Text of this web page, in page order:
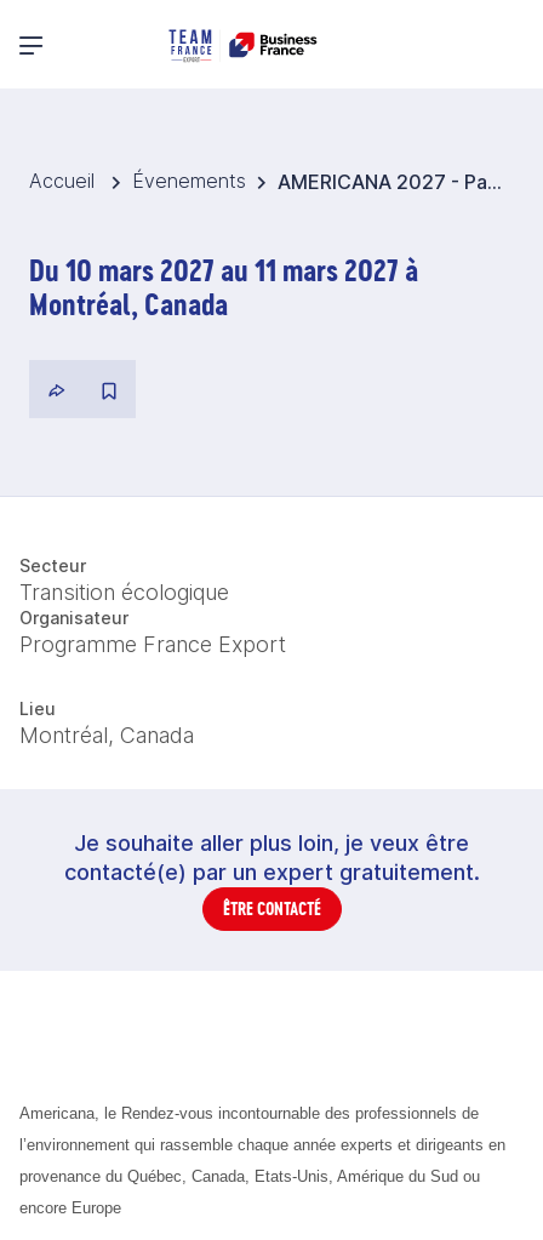
Menu principal
Accueil Évenements AMERICANA 2027 - Pavillon France Environnement - Canada
Du 10 mars 2027 au 11 mars 2027 à
Montréal, Canada
Secteur
Transition écologique
Organisateur
Programme France Export
Lieu
Montréal, Canada
Je souhaite aller plus loin, je veux être
contacté(e) par un expert gratuitement.
ÊTRE CONTACTÉ
Americana, le Rendez-vous incontournable des professionnels de
l’environnement qui rassemble chaque année experts et dirigeants en
provenance du Québec, Canada, Etats-Unis, Amérique du Sud ou
encore Europe